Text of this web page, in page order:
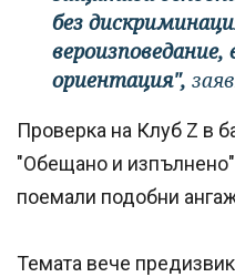
без
ориентация",
Проверка на Клуб Z в
"Обещано и
поемали подобни
Темата вече